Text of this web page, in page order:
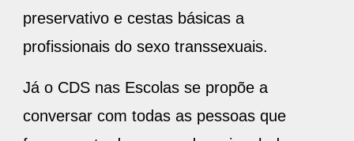
preservativo e cestas básicas a
profissionais do sexo transsexuais.
Já o CDS nas Escolas se propõe a
conversar com todas as pessoas que